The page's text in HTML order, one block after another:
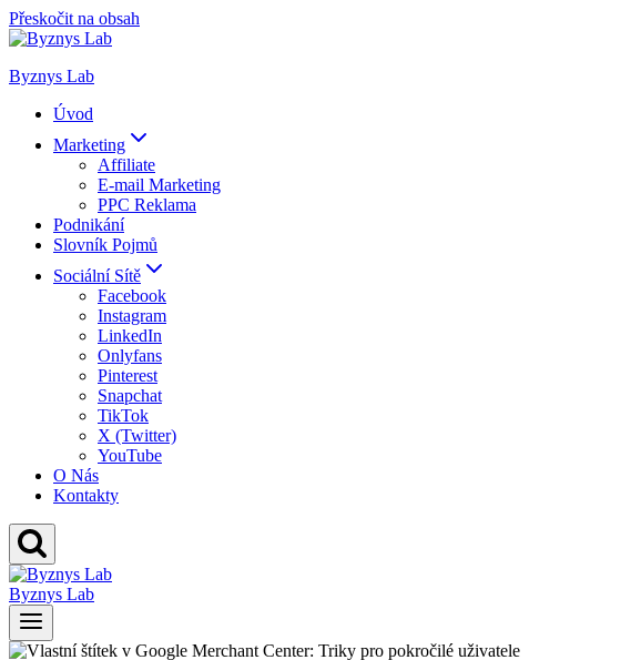
Přeskočit na obsah
Byznys Lab
Úvod
Marketing
Affiliate
E-mail Marketing
PPC Reklama
Podnikání
Slovník Pojmů
Sociální Sítě
Facebook
Instagram
LinkedIn
Onlyfans
Pinterest
Snapchat
TikTok
X (Twitter)
YouTube
O Nás
Kontakty
Byznys Lab